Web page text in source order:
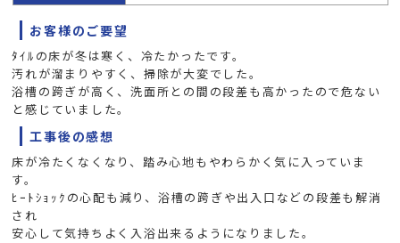
お客様のご要望
ﾀｲﾙの床が冬は寒く、冷たかったです。
汚れが溜まりやすく、掃除が大変でした。
浴槽の跨ぎが高く、洗面所との間の段差も高かったので危ない
と感じていました。
工事後の感想
床が冷たくなくなり、踏み心地もやわらかく気に入っていま
す。
ﾋｰﾄｼｮｯｸの心配も減り、浴槽の跨ぎや出入口などの段差も解消
され
安心して気持ちよく入浴出来るようになりました。